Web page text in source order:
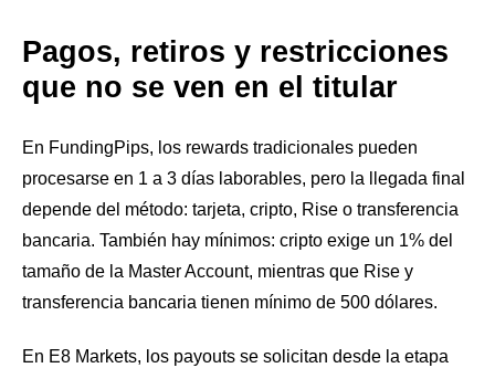
Pagos, retiros y restricciones
que no se ven en el titular
En FundingPips, los rewards tradicionales pueden
procesarse en 1 a 3 días laborables, pero la llegada final
depende del método: tarjeta, cripto, Rise o transferencia
bancaria. También hay mínimos: cripto exige un 1% del
tamaño de la Master Account, mientras que Rise y
transferencia bancaria tienen mínimo de 500 dólares.
En E8 Markets, los payouts se solicitan desde la etapa